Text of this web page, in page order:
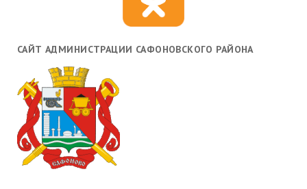
САЙТ АДМИНИСТРАЦИИ САФОНОВСКОГО РАЙОНА